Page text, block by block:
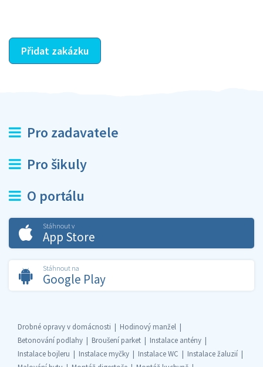
Přidat zakázku
Pro zadavatele
Pro šikuly
O portálu
Stáhnout v
App Store
Stáhnout na
Google Play
Drobné opravy v domácnosti
Hodinový manžel
Betonování podlahy
Broušení parket
Instalace antény
Instalace bojleru
Instalace myčky Instalace WC
Instalace žaluzií